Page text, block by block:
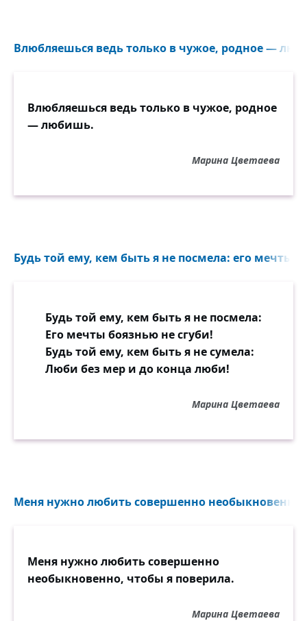
Влюбляешься ведь только в чужое, родное —
Влюбляешься ведь только в чужое, родное
— любишь.
Марина Цветаева
Будь той ему, кем быть я не посмела: его мечты
Будь той ему, кем быть я не посмела:
Его мечты боязнью не сгуби!
Будь той ему, кем быть я не сумела:
Люби без мер и до конца люби!
Марина Цветаева
Меня нужно любить совершенно необыкновенно,
Меня нужно любить совершенно
необыкновенно, чтобы я поверила.
Марина Цветаева